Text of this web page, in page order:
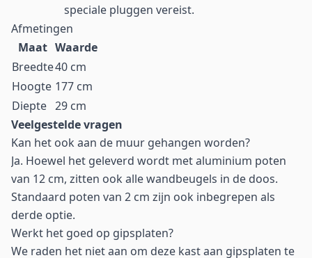
speciale pluggen vereist.
Afmetingen
Maat Waarde
Breedte40 cm
Hoogte 177 cm
Diepte 29 cm
Veelgestelde vragen
Kan het ook aan de muur gehangen worden?
Ja. Hoewel het geleverd wordt met aluminium poten
van 12 cm, zitten ook alle wandbeugels in de doos.
Standaard poten van 2 cm zijn ook inbegrepen als
derde optie.
Werkt het goed op gipsplaten?
We raden het niet aan om deze kast aan gipsplaten te